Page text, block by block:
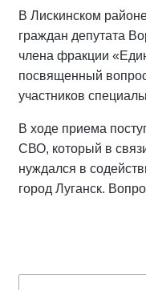
В Лискинском
граждан депутата
члена фракции
посвященный
участников
В ходе приема
СВО, который в
нуждался в
город Луганск.